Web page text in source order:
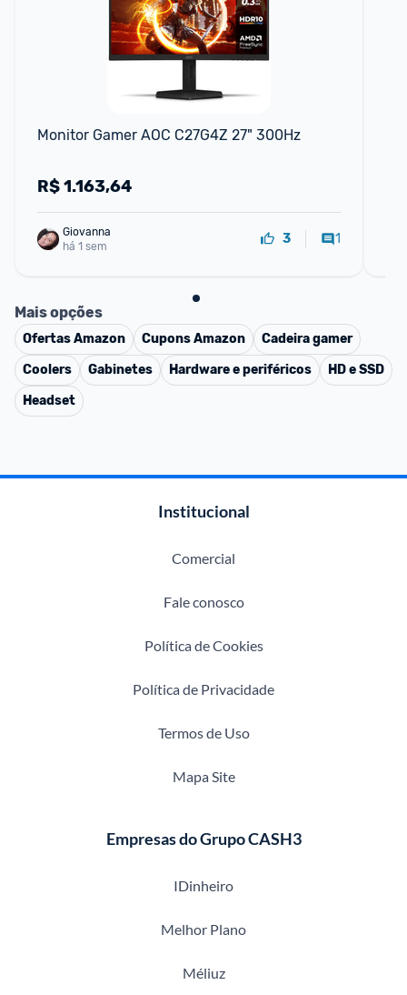
Monitor Gamer AOC C27G4Z 27" 300Hz
R$1.163,64
Giovanna
há 1 sem
3 1
Mais opções
OfertasAmazon CuponsAmazon
Cadeira gamer
Coolers
Gabinetes Hardware e periféricos
HD e SSD
Headset
Institucional
Comercial
Fale conosco
Política de Cookies
Política de Privacidade
Termos de Uso
Mapa Site
Empresas do Grupo CASH3
IDinheiro
Melhor Plano
Méliuz